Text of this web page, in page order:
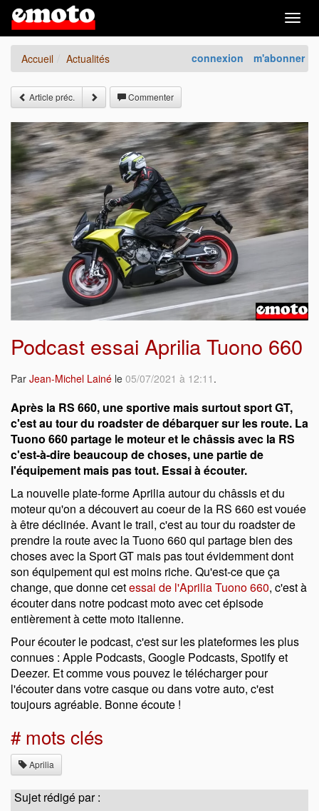
connexion m'abonner
Accueil Actualités
Article préc. Commenter
Podcast essai Aprilia Tuono 660
Par Jean-Michel Lainé le 05/07/2021 à 12:11 .
Après la RS 660, une sportive mais surtout sport GT,
c'est au tour du roadster de débarquer sur les route. La
Tuono 660 partage le moteur et le châssis avec la RS
c'est-à-dire beaucoup de choses, une partie de
l'équipement mais pas tout. Essai à écouter.
La nouvelle plate-forme Aprilia autour du châssis et du
moteur qu'on a découvert au coeur de la RS 660 est vouée
à être déclinée. Avant le trail, c'est au tour du roadster de
prendre la route avec la Tuono 660 qui partage bien des
choses avec la Sport GT mais pas tout évidemment dont
son équipement qui est moins riche. Qu'est-ce que ça
change, que donne cetessai de l'Aprilia Tuono 660, c'est à
écouter dans notre podcast moto avec cet épisode
entièrement à cette moto italienne.
Pour écouter le podcast, c'est sur les plateformes les plus
connues : Apple Podcasts, Google Podcasts, Spotify et
Deezer. Et comme vous pouvez le télécharger pour
l'écouter dans votre casque ou dans votre auto, c'est
toujours agréable. Bonne écoute !
# mots clés
Aprilia
Sujet rédigé par :